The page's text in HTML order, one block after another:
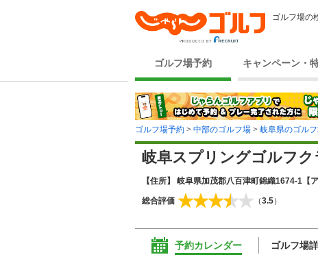
ゴルフ場の
ゴルフ場予約 キャンペーン・
ゴルフ場予約 > 中部のゴルフ場 > 岐阜県のゴル
岐阜スプリングゴルフク
【住所】 岐阜県加茂郡八百津町錦織1674-1 【
総合評価 （3.5）
予約カレンダー ゴルフ場